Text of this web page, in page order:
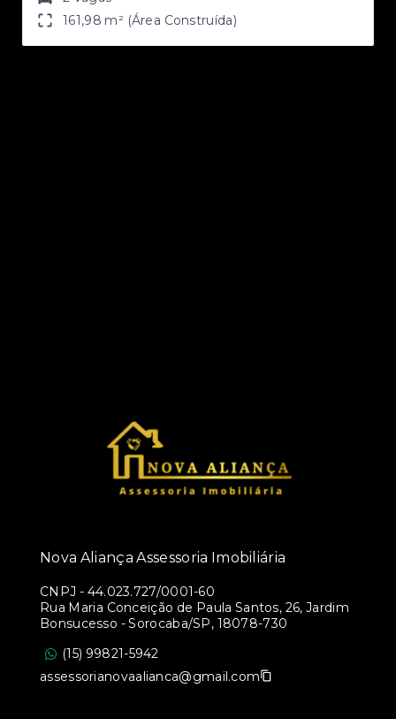
161,98 m² (Área Construída)
Nova Aliança Assessoria Imobiliária
CNPJ - 44.023.727/0001-60
Rua Maria Conceição de Paula Santos, 26, Jardim
Bonsucesso - Sorocaba/SP, 18078-730
(15) 99821-5942
assessorianovaalianca@gmail.com